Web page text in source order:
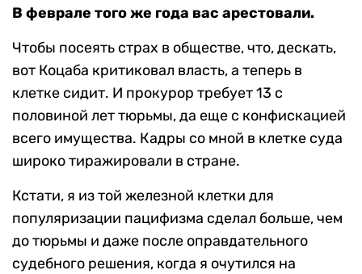
В феврале того же года вас арестовали.
Чтобы посеять страх в обществе, что, дескать,
вот Коцаба критиковал власть, а теперь в
клетке сидит. И прокурор требует 13 с
половиной лет тюрьмы, да еще с конфискацией
всего имущества. Кадры со мной в клетке суда
широко тиражировали в стране.
Кстати, я из той железной клетки для
популяризации пацифизма сделал больше, чем
до тюрьмы и даже после оправдательного
судебного решения, когда я очутился на